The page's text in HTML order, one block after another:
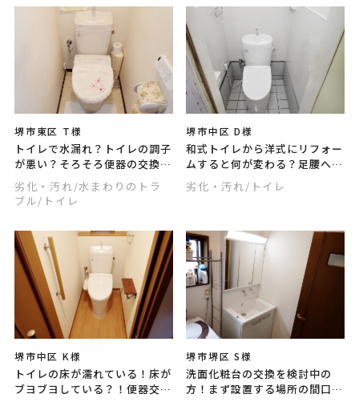
さい。
堺市東区 T様
トイレで水漏れ？トイレの調子
が悪い？そろそろ便器の交換時
期かもしれません。現場のニー
ズに合わせて選ぶことができる
組み合わせ便器にリフォームし
劣化・汚れ/水まわりのトラ
ブル/トイレ
堺市中区 D様
和式トイレから洋式にリフォー
ムすると何が変わる？足腰への
負担が少ない、衛生面の向上、
節水効果などのメリットがあり
劣化・汚れ/トイレ
堺市中区 K様
トイレの床が濡れている！床が
ブヨブヨしている？！便器交換
堺市堺区 S様
洗面化粧台の交換を検討中の
方！まず設置する場所の間口